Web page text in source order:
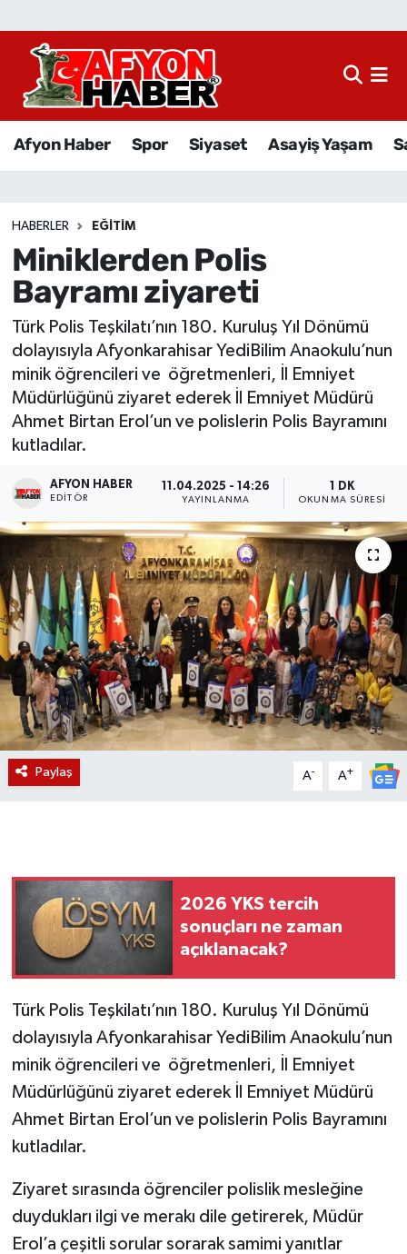
Afyon Haber Spor Siyaset Asayiş Yaşam
HABERLER EĞITIM
Miniklerden Polis
Bayramı ziyareti
Türk Polis Teşkilatı’nın 180. Kuruluş Yıl Dönümü
dolayısıyla Afyonkarahisar YediBilim Anaokulu’nun
minik öğrencileri ve öğretmenleri, İl Emniyet
Müdürlüğünü ziyaret ederek İl Emniyet Müdürü
Ahmet Birtan Erol’un ve polislerin Polis Bayramını
kutladılar.
AFYON HABER
EDITÖR
11.04.2025 - 14:26
YAYINLANMA
1 DK
OKUNMA SÜRESI
Paylaş A- A+
2026 YKS tercih
sonuçları ne zaman
açıklanacak?
Türk Polis Teşkilatı’nın 180. Kuruluş Yıl Dönümü
dolayısıyla Afyonkarahisar YediBilim Anaokulu’nun
minik öğrencileri ve öğretmenleri, İl Emniyet
Müdürlüğünü ziyaret ederek İl Emniyet Müdürü
Ahmet Birtan Erol’un ve polislerin Polis Bayramını
kutladılar.
Ziyaret sırasında öğrenciler polislik mesleğine
duydukları ilgi ve merakı dile getirerek, Müdür
Erol’a çeşitli sorular sorarak samimi yanıtlar
Afyon Haber
Sağlık
Eğitim
Sivil Toplum
Ekonomi
Magazin
Etkinlikler